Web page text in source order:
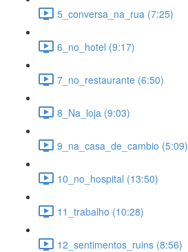
5_conversa_na_rua (7:25)
6_no_hotel (9:17)
7_no_restaurante (6:50)
8_Na_loja (9:03)
9_na_casa_de_cambio (5:09)
10_no_hospital (13:50)
11_trabalho (10:28)
12_sentimentos_ruins (8:56)